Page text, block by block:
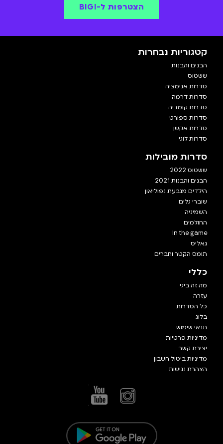
הצטרפות ל-BIGI
קטגוריות נבחרות
הבנים והבנות
ששטוס
סדרות אנימציה
סדרות דרמה
סדרות קומדיה
סדרות ספורט
סדרות אקשן
סדרות לוגי
סדרות מובילות
ששטוס 2022
הבנים והבנות 2021
הילדים מגבעת נפוליאון
שוברי גלים
השמיניה
החולמים
In the game
גאליס
תומס הקטר וחברים
כללי
מה זה ביגי
עזרה
כל הסדרות
בלוג
תנאי שימוש
מדיניות פרטיות
יצירת קשר
מדיניות ביטול חשבון
הצהרת נגישות